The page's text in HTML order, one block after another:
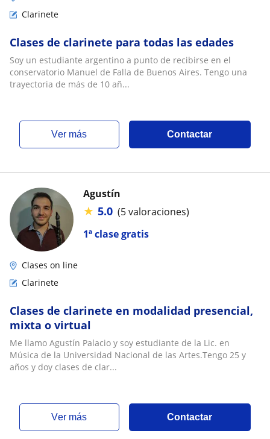
Clarinete
Clases de clarinete para todas las edades
Soy un estudiante argentino a punto de recibirse en el
conservatorio Manuel de Falla de Buenos Aires. Tengo una
trayectoria de más de 10 añ...
ver más Contactar
1ª clase gratis
Agustín
★ 5.0 (5 valoraciones)
Clases on line
Clarinete
Clases de clarinete en modalidad presencial,
mixta o virtual
Me llamo Agustín Palacio y soy estudiante de la Lic. en
Música de la Universidad Nacional de las Artes.Tengo 25 y
años y doy clases de clar...
ver más Contactar